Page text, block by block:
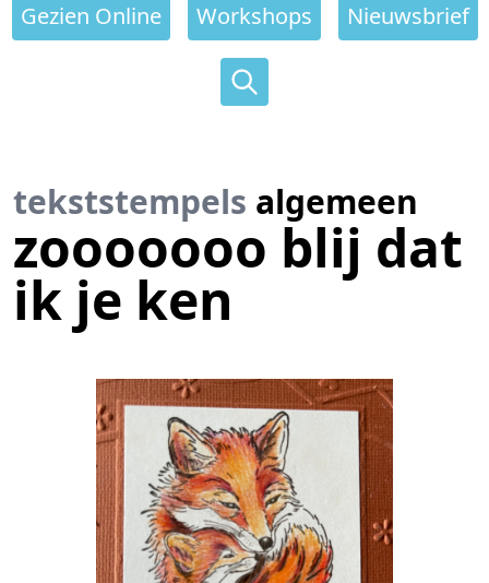
Gezien Online Workshops Nieuwsbrief
tekststempels algemeen
zooooooo blij dat
ik je ken